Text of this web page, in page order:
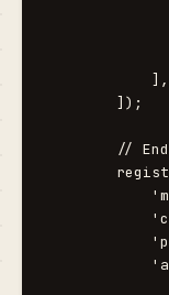
            ],
        ]);
//